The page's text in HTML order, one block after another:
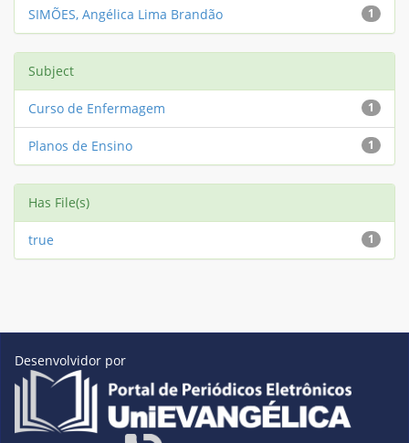
1
SIMÕES, Angélica Lima Brandão
Subject
1
Curso de Enfermagem
1
Planos de Ensino
Has File(s)
1
true
Desenvolvidor por